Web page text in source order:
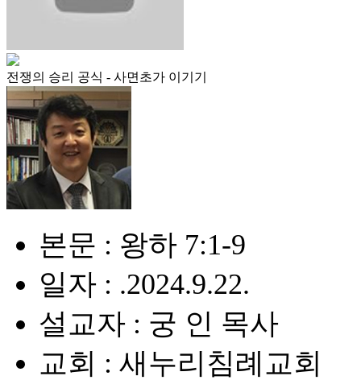
전쟁의 승리 공식 - 사면초가 이기기
본문 : 왕하 7:1-9
일자 : .2024.9.22.
설교자 : 궁 인 목사
교회 : 새누리침례교회